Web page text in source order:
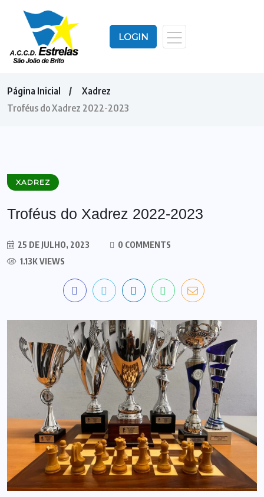
LOGIN
Página Inicial
Xadrez
Troféus do Xadrez 2022-2023
XADREZ
Troféus do Xadrez 2022-2023
25 DE JULHO, 2023
0 COMMENTS
1.13K VIEWS